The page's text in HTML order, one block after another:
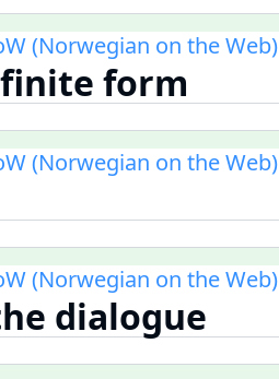
(Norwegian on the Web)
form
(Norwegian on the Web)
(Norwegian on the Web)
dialogue